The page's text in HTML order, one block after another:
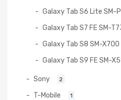
Galaxy Tab S6 Lite SM-
Galaxy Tab S7 FE SM-
Galaxy Tab S8 SM-X700
Galaxy Tab S9 FE SM-
Sony 2
T-Mobile 1